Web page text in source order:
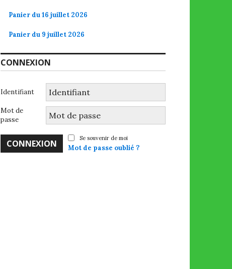
Panier du 16 juillet 2026
Panier du 9 juillet 2026
CONNEXION
Identifiant
Mot de
passe
Se souvenir de moi
Mot de passe oublié ?